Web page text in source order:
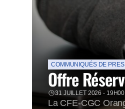
COMMUNIQUÉS DE
Offre
31 JUILLET 2026 - 19H00
La CFE-CGC